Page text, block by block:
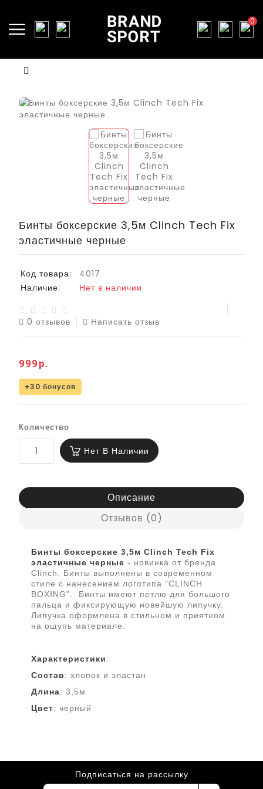
0
Бинты боксерские 3,5м Clinch Tech Fix
эластичные черные
Код товара:
4017
Наличие:
Нет в наличии
0 отзывов Написать отзыв
999р.
+30 бонусов
Количество
Нет В Наличии
Описание
Отзывов (0)
Бинты боксерские 3,5м Clinch Tech Fix
эластичные черные - новинка от бренда
Clinch. Бинты выполнены в современном
стиле с нанесением логотипа "CLINCH
BOXING". Бинты имеют петлю для большого
пальца и фиксирующую новейшую липучку.
Липучка оформлена в стильном и приятном
на ощупь материале.
Характеристики:
Состав: хлопок и эластан
Длина: 3,5м
Цвет: черный
Подписаться на рассылку